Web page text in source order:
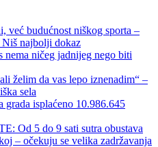
već budućnost niškog sporta –
najbolji dokaz
ničeg jadnijeg nego biti
želim da vas lepo iznenadim“ –
sela
grada isplaćeno 10.986.645
Od 5 do 9 sati sutra obustava
– očekuju se velika zadržavanja